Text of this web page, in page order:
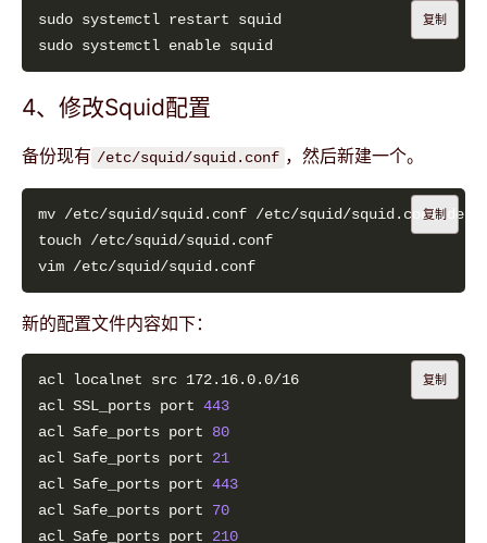
复制
4、修改Squid配置
备份现有 /etc/squid/squid.conf ，然后新建一个。
复制
新的配置文件内容如下：
acl SSL_ports port 443
acl Safe_ports port 80
acl Safe_ports port 21
acl Safe_ports port 443
acl Safe_ports port 70
acl Safe_ports port 210
复制